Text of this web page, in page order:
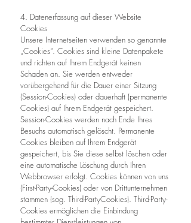
4. Datenerfassung auf dieser Website
Cookies
Unsere Internetseiten verwenden so genannte
„Cookies“. Cookies sind kleine Datenpakete
und richten auf Ihrem Endgerät keinen
Schaden an. Sie werden entweder
vorübergehend für die Dauer einer Sitzung
(Session-Cookies) oder dauerhaft (permanente
Cookies) auf Ihrem Endgerät gespeichert.
Session-Cookies werden nach Ende Ihres
Besuchs automatisch gelöscht. Permanente
Cookies bleiben auf Ihrem Endgerät
gespeichert, bis Sie diese selbst löschen oder
eine automatische Löschung durch Ihren
Webbrowser erfolgt. Cookies können von uns
(First-Party-Cookies) oder von Drittunternehmen
stammen (sog. Third-PartyCookies). Third-Party-
Cookies ermöglichen die Einbindung